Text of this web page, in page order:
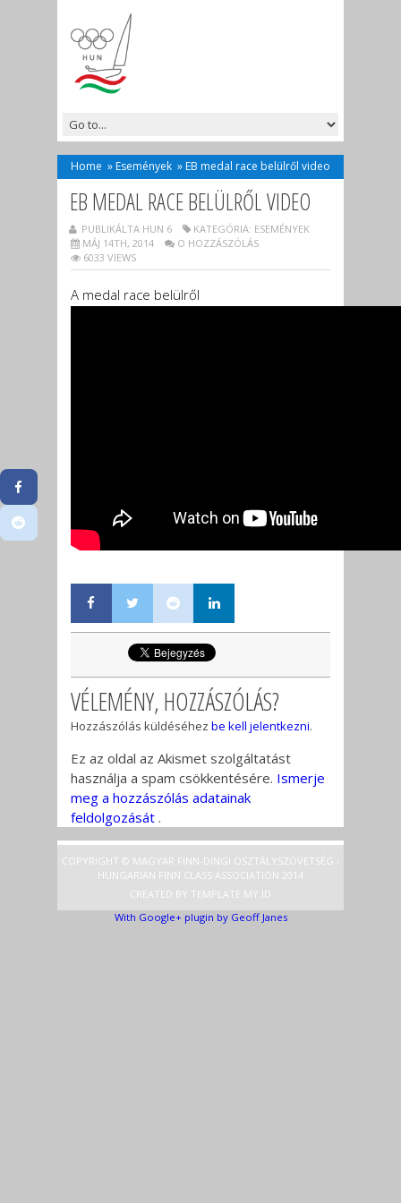
Home » Események » EB medal race belülről video
EB MEDAL RACE BELÜLRŐL VIDEO
PUBLIKÁLTA HUN 6 KATEGÓRIA: ESEMÉNYEK
MÁJ 14TH, 2014
O HOZZÁSZÓLÁS
6033 VIEWS
A medal race belülről
VÉLEMÉNY, HOZZÁSZÓLÁS?
Hozzászólás küldéséhez be kell jelentkezni.
Ez az oldal az Akismet szolgáltatást
használja a spam csökkentésére. Ismerje
meg a hozzászólás adatainak
feldolgozását .
COPYRIGHT © MAGYAR FINN-DINGI OSZTÁLYSZÖVETSÉG -
HUNGARIAN FINN CLASS ASSOCIATION 2014
CREATED BY TEMPLATE .MY.ID
With Google+ plugin by Geoff Janes